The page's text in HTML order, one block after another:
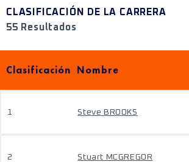
CLASIFICACIÓN DE LA CARRERA
55 Resultados
Clasificación Nombre
1 Steve BROOKS
2 Stuart MCGREGOR